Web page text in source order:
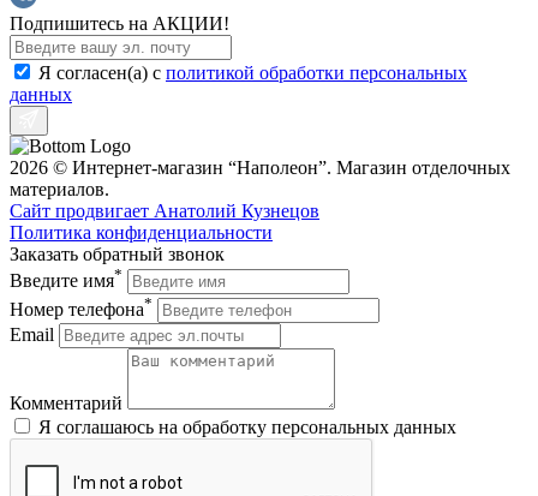
Подпишитесь на АКЦИИ!
Я согласен(a) с политикой обработки персональных
данных
2026 © Интернет-магазин “Наполеон”. Магазин отделочных
материалов.
Сайт продвигает Анатолий Кузнецов
Политика конфиденциальности
Заказать обратный звонок
Введите имя*
Номер телефона*
Email
Комментарий
Я соглашаюсь на обработку персональных данных